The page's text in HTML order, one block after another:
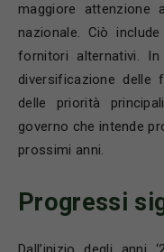
maggiore attenzione
nazionale. Ciò
fornitori alternativi. In
diversificazione delle
delle priorità
governo che intende
prossimi anni.
Progressi